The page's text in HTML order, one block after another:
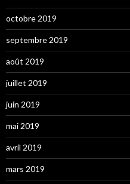
octobre 2019
septembre 2019
août 2019
juillet 2019
juin 2019
mai 2019
avril 2019
mars 2019